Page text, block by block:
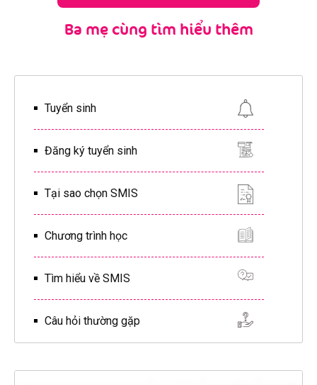
Ba mẹ cùng tìm hiểu thêm
Tuyển sinh
Đăng ký tuyển sinh
Tại sao chọn SMIS
Chương trình học
Tìm hiểu về SMIS
Câu hỏi thường gặp